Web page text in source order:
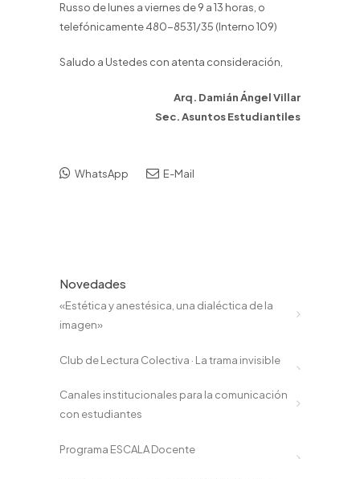
Russo de lunes a viernes de 9 a 13 horas, o
telefónicamente 480-8531/35 (Interno 109)
Saludo a Ustedes con atenta consideración,
Arq. Damián Ángel Villar
Sec. Asuntos Estudiantiles
WhatsApp E-Mail
Novedades
«Estética y anestésica, una dialéctica de la
imagen»
Club de Lectura Colectiva · La trama invisible
Canales institucionales para la comunicación
con estudiantes
Programa ESCALA Docente